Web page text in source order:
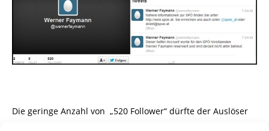
Die geringe Anzahl von „520 Follower“ dürfte der Auslöser